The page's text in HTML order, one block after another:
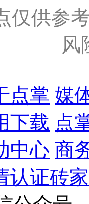
仅供参
风
点掌 媒
下载 点
中心 商
认证砖家